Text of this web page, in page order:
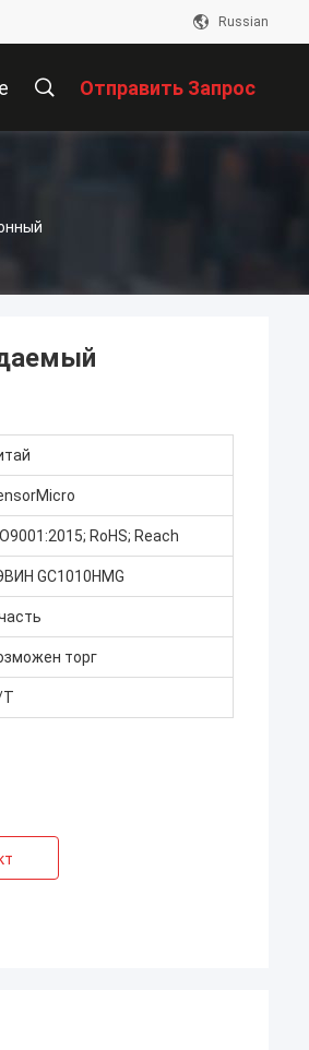
Russian
Отправить Запрос
RoHS; Reach
GC1010HMG
торг